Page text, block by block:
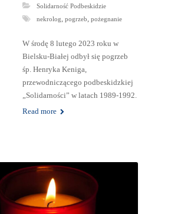
Solidarność Podbeskidzie
nekrolog, pogrzeb, pożegnanie
W środę 8 lutego 2023 roku w
Bielsku-Białej odbył się pogrzeb
śp. Henryka Keniga,
przewodniczącego podbeskidzkiej
„Solidarności” w latach 1989-1992.
Read more